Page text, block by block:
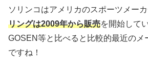
ソリンコはアメリカのスポーツメーカ
リングは2009年から販売を開始して
GOSEN等と比べると比較的最近のメ
ですね！